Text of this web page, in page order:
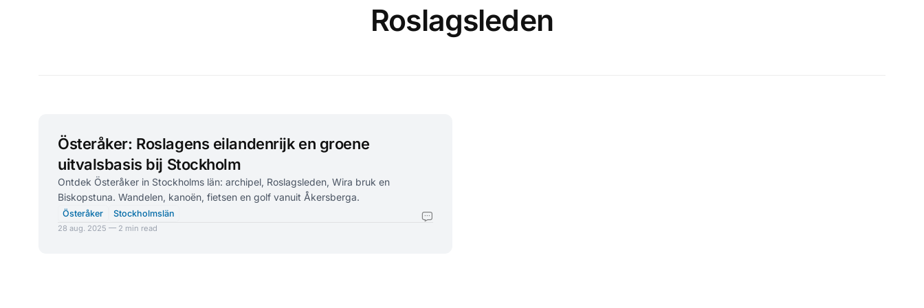
Roslagsleden
Österåker: Roslagens eilandenrijk en groene
uitvalsbasis bij Stockholm
Ontdek Österåker in Stockholms län: archipel, Roslagsleden, Wira bruk en
Biskopstuna. Wandelen, kanoën, fietsen en golf vanuit Åkersberga.
Österåker Stockholmslän
28 aug. 2025 — 2 min read